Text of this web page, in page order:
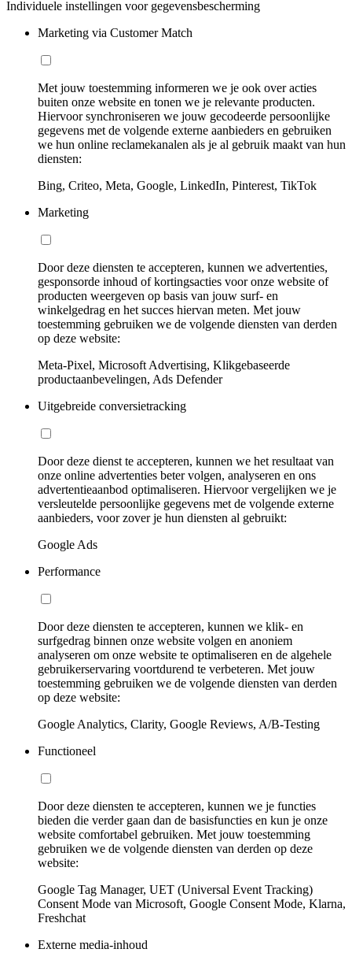
Individuele instellingen voor gegevensbescherming
Marketing via Customer Match
Met jouw toestemming informeren we je ook over acties
buiten onze website en tonen we je relevante producten.
Hiervoor synchroniseren we jouw gecodeerde persoonlijke
gegevens met de volgende externe aanbieders en gebruiken
we hun online reclamekanalen als je al gebruik maakt van hun
diensten:
Bing, Criteo, Meta, Google, LinkedIn, Pinterest, TikTok
Marketing
Door deze diensten te accepteren, kunnen we advertenties,
gesponsorde inhoud of kortingsacties voor onze website of
producten weergeven op basis van jouw surf- en
winkelgedrag en het succes hiervan meten. Met jouw
toestemming gebruiken we de volgende diensten van derden
op deze website:
Meta-Pixel, Microsoft Advertising, Klikgebaseerde
productaanbevelingen, Ads Defender
Uitgebreide conversietracking
Door deze dienst te accepteren, kunnen we het resultaat van
onze online advertenties beter volgen, analyseren en ons
advertentieaanbod optimaliseren. Hiervoor vergelijken we je
versleutelde persoonlijke gegevens met de volgende externe
aanbieders, voor zover je hun diensten al gebruikt:
Google Ads
Performance
Door deze diensten te accepteren, kunnen we klik- en
surfgedrag binnen onze website volgen en anoniem
analyseren om onze website te optimaliseren en de algehele
gebruikerservaring voortdurend te verbeteren. Met jouw
toestemming gebruiken we de volgende diensten van derden
op deze website:
Google Analytics, Clarity, Google Reviews, A/B-Testing
Functioneel
Door deze diensten te accepteren, kunnen we je functies
bieden die verder gaan dan de basisfuncties en kun je onze
website comfortabel gebruiken. Met jouw toestemming
gebruiken we de volgende diensten van derden op deze
website:
Google Tag Manager, UET (Universal Event Tracking)
Consent Mode van Microsoft, Google Consent Mode, Klarna,
Freshchat
Externe media-inhoud